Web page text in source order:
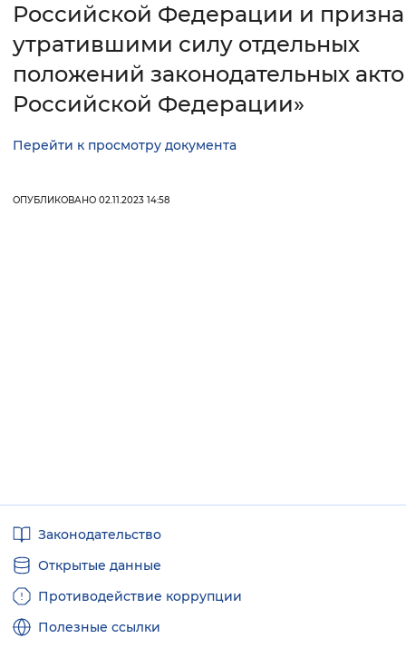
Синий фон
Изображения
Включены Выключены
Звуковой ассистент
Воспроизвести
Российской Федерации и
утратившими силу отдельных
положений законодательных
Российской Федерации»
Перейти к просмотру документа
ОПУБЛИКОВАНО 02.11.2023 14:58
ссылкиЗаконодательство
Открытые данные
Противодействие коррупции
Полезные ссылки